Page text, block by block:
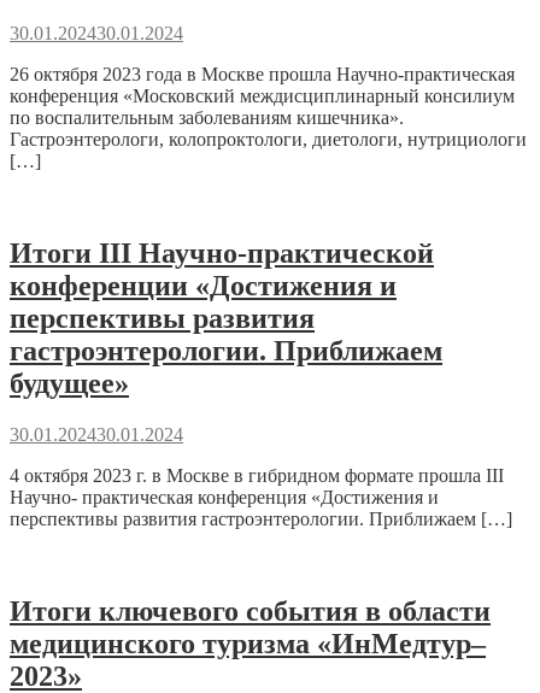
30.01.202430.01.2024
26 октября 2023 года в Москве прошла Научно-практическая
конференция «Московский междисциплинарный консилиум
по воспалительным заболеваниям кишечника».
Гастроэнтерологи, колопроктологи, диетологи, нутрициологи
[…]
Итоги III Научно-практической
конференции «Достижения и
перспективы развития
гастроэнтерологии. Приближаем
будущее»
30.01.202430.01.2024
4 октября 2023 г. в Москве в гибридном формате прошла III
Научно- практическая конференция «Достижения и
перспективы развития гастроэнтерологии. Приближаем […]
Итоги ключевого события в области
медицинского туризма «ИнМедтур–
2023»